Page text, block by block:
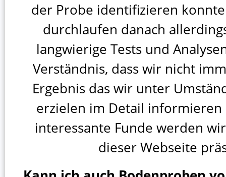
der Probe identifizieren
durchlaufen danach
langwierige Tests und
Verständnis, dass wir nicht
Ergebnis das wir unter
erzielen im Detail informieren
interessante Funde werden
dieser Webseite